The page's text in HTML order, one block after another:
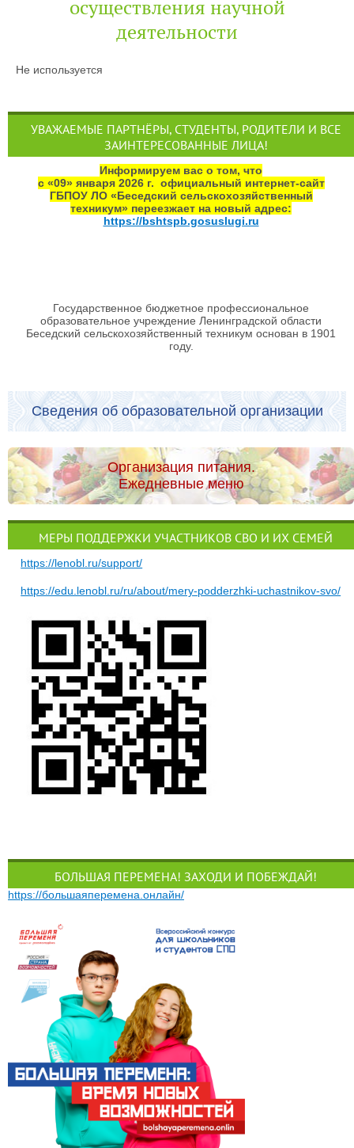
осуществления научной
деятельности
Не используется
УВАЖАЕМЫЕ ПАРТНЁРЫ, СТУДЕНТЫ, РОДИТЕЛИ И ВСЕ
ЗАИНТЕРЕСОВАННЫЕ ЛИЦА!
Информируем вас о том, что
с «09» января 2026 г. официальный интернет‑сайт
ГБПОУ ЛО «Беседский сельскохозяйственный
техникум» переезжает на новый адрес:
https://bshtspb.gosuslugi.ru
Государственное бюджетное профессиональное
образовательное учреждение Ленинградской области
Беседский сельскохозяйственный техникум основан в 1901
году.
Сведения об образовательной организации
Организация питания.
Ежедневные меню
МЕРЫ ПОДДЕРЖКИ УЧАСТНИКОВ СВО И ИХ СЕМЕЙ
https://lenobl.ru/support/
https://edu.lenobl.ru/ru/about/mery-podderzhki-uchastnikov-svo/
БОЛЬШАЯ ПЕРЕМЕНА! ЗАХОДИ И ПОБЕЖДАЙ!
https://большаяперемена.онлайн/